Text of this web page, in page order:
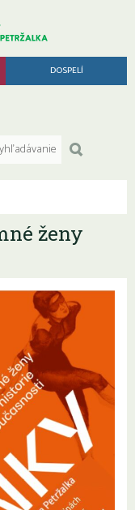
DOSPELÍ
ženy